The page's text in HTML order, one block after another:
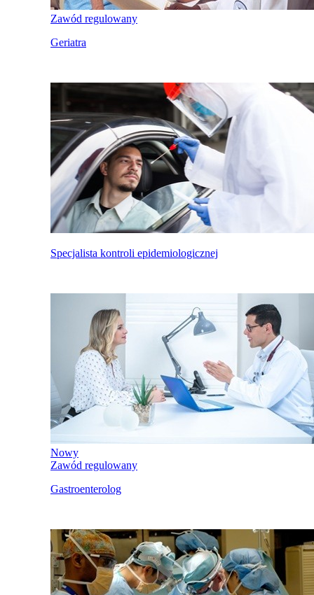
Zawód regulowany
Geriatra
Specjalista kontroli epidemiologicznej
Nowy
Zawód regulowany
Gastroenterolog